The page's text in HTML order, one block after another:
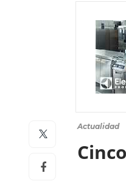
Actualidad